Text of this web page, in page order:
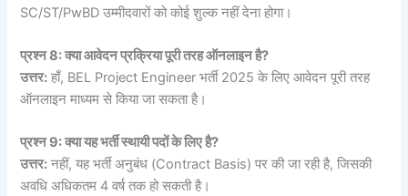
SC/ST/PwBD उम्मीदवारों को कोई शुल्क नहीं देना होगा।
प्रश्न 8: क्या आवेदन प्रक्रिया पूरी तरह ऑनलाइन है?
उत्तर: हाँ, BEL Project Engineer भर्ती 2025 के लिए आवेदन पूरी तरह
ऑनलाइन माध्यम से किया जा सकता है।
प्रश्न 9: क्या यह भर्ती स्थायी पदों के लिए है?
उत्तर: नहीं, यह भर्ती अनुबंध (Contract Basis) पर की जा रही है, जिसकी
अवधि अधिकतम 4 वर्ष तक हो सकती है।